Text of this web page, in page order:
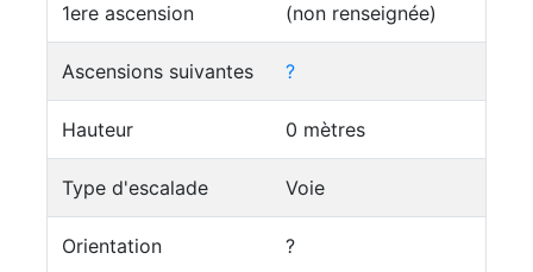
1ere ascension (non renseignée)
Ascensions suivantes ?
Hauteur 0 mètres
Type d'escalade Voie
Orientation ?